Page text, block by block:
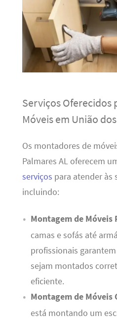
Serviços Oferecidos
Móveis em União
Os montadores de
Palmares AL oferecem
serviços para atender às
incluindo:
Montagem de Móveis
camas e sofás até
profissionais
sejam montados
eficiente.
Montagem de Móveis
está montando um